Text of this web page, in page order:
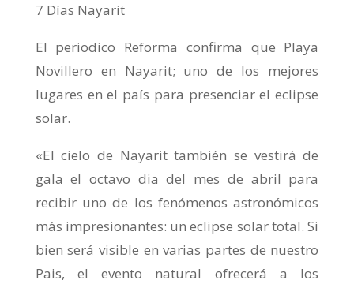
7 Días Nayarit
El periodico Reforma confirma que Playa
Novillero en Nayarit; uno de los mejores
lugares en el país para presenciar el eclipse
solar.
«EI cielo de Nayarit también se vestirá de
gala el octavo dia del mes de abril para
recibir uno de los fenómenos astronómicos
más impresionantes: un eclipse solar total. Si
bien será visible en varias partes de nuestro
Pais, el evento natural ofrecerá a los